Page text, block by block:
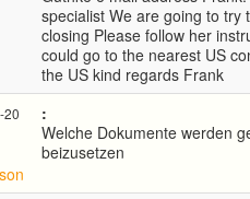
specialist We are going to
closing Please follow her
could go to the nearest US
the US kind regards Frank
20
:
Welche Dokumente werden
beizusetzen